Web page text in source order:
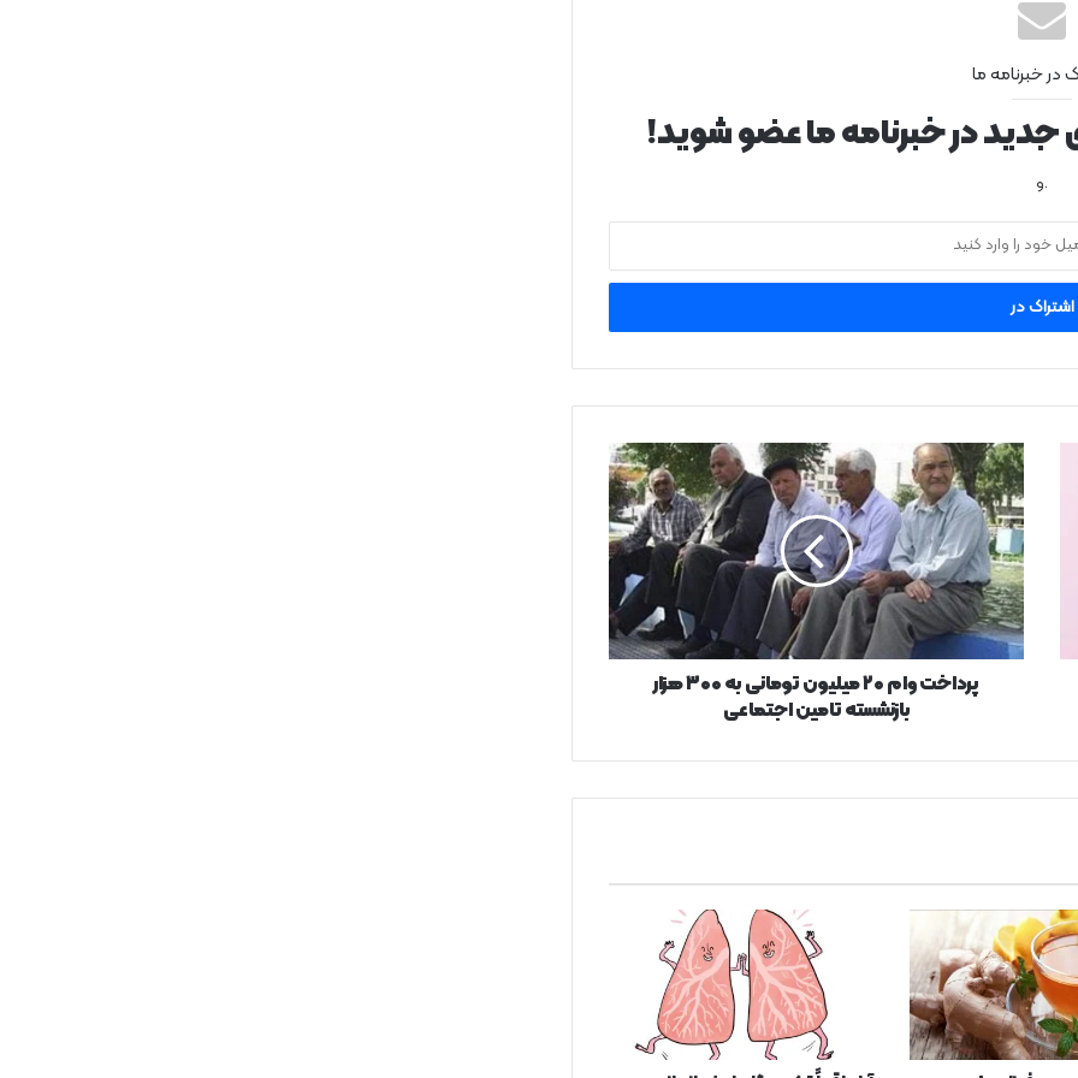
در خبرنامه ما
جدید در خبرنامه ما عضو شوید!
.و
پ
ر
د
ا
خ
ت
و
ا
م
ی
ت
و
م
ا
ن
ی
ب
ه
پرداخت وام ۲۰ میلیون تومانی به ۳۰۰ هزار
بازنشسته تامین اجتماعی